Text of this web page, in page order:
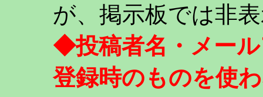
が、掲示板では非
◆投稿者名・メー
登録時のものを使